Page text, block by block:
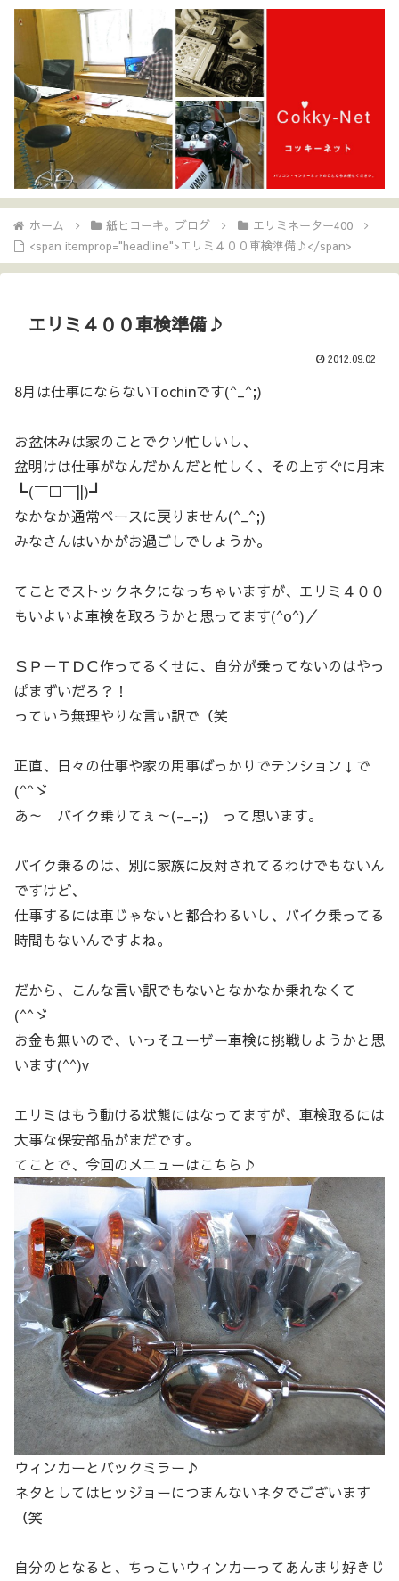
ホーム 紙ヒコーキ。ブログ
エリミネーター400
<span itemprop="headline">エリミ４００車検準備♪</span>
エリミ４００車検準備♪
2012.09.02
8月は仕事にならないTochinです(^_^;)
お盆休みは家のことでクソ忙しいし、
盆明けは仕事がなんだかんだと忙しく、その上すぐに月末
┗(￣□￣||)┛
なかなか通常ペースに戻りません(^_^;)
みなさんはいかがお過ごしでしょうか。
てことでストックネタになっちゃいますが、エリミ４００
もいよいよ車検を取ろうかと思ってます(^o^)／
ＳＰ－ＴＤＣ作ってるくせに、自分が乗ってないのはやっ
ぱまずいだろ？！
っていう無理やりな言い訳で（笑
正直、日々の仕事や家の用事ばっかりでテンション↓で
(^^ゞ
あ～ バイク乗りてぇ～(-_-;) って思います。
バイク乗るのは、別に家族に反対されてるわけでもないん
ですけど、
仕事するには車じゃないと都合わるいし、バイク乗ってる
時間もないんですよね。
だから、こんな言い訳でもないとなかなか乗れなくて
(^^ゞ
お金も無いので、いっそユーザー車検に挑戦しようかと思
います(^^)v
エリミはもう動ける状態にはなってますが、車検取るには
大事な保安部品がまだです。
てことで、今回のメニューはこちら♪
ウィンカーとバックミラー♪
ネタとしてはヒッジョーにつまんないネタでございます
（笑
自分のとなると、ちっこいウィンカーってあんまり好きじ